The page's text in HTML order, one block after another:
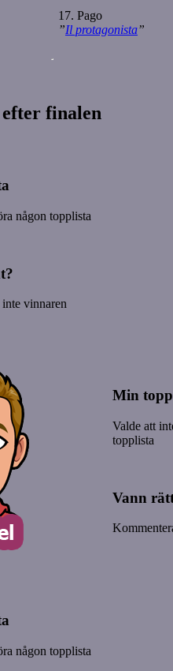
17. Pago
”Il protagonista”
finalen
någon topplista
vinnaren
Min
Valde att
topplista
Vann
någon topplista